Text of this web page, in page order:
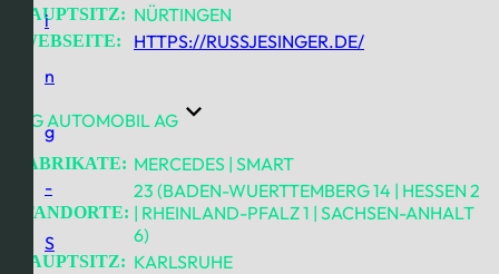
i
n
g
-
S
HAUPTSITZ: NÜRTINGEN
WEBSEITE: HTTPS://RUSSJESINGER.DE/
S&G AUTOMOBIL AG
FABRIKATE: MERCEDES | SMART
STANDORTE:
23 (BADEN-WUERTTEMBERG 14 | HESSEN 2
| RHEINLAND-PFALZ 1 | SACHSEN-ANHALT
6)
HAUPTSITZ: KARLSRUHE